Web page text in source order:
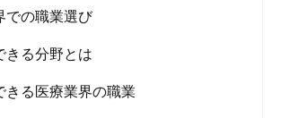
での職業選び
きる分野とは
きる医療業界の職業